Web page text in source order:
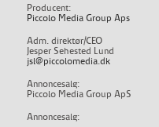
Producent:
Piccolo Media Group Aps
Adm. direktør/CEO
Jesper Sehested Lund
jsl@piccolomedia.dk
Annoncesalg:
Piccolo Media Group ApS
Annoncesalg: